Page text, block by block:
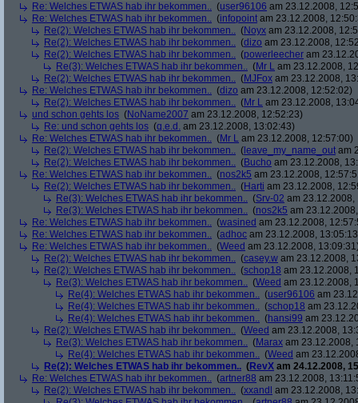
Re: Welches ETWAS hab ihr bekommen.. (user96106 am 23.12.2008,
Re: Welches ETWAS hab ihr bekommen.. (infopoint am 23.12.2008,
Re(2): Welches ETWAS hab ihr bekommen.. (Noyx am 23.12.2008,
Re(2): Welches ETWAS hab ihr bekommen.. (dizo am 23.12.2008,
Re(2): Welches ETWAS hab ihr bekommen.. (powerleecher am
Re(3): Welches ETWAS hab ihr bekommen.. (Mr L am 23.12.2008,
Re(2): Welches ETWAS hab ihr bekommen.. (MJFox am 23.12.2008,
Re: Welches ETWAS hab ihr bekommen.. (dizo am 23.12.2008, 12:52:02)
Re(2): Welches ETWAS hab ihr bekommen.. (Mr L am 23.12.2008,
und schon gehts los (NoName2007 am 23.12.2008, 12:52:23)
Re: und schon gehts los (q.e.d. am 23.12.2008, 13:02:43)
Re: Welches ETWAS hab ihr bekommen.. (Mr L am 23.12.2008, 12:57:00)
Re(2): Welches ETWAS hab ihr bekommen.. ( leave_my_name_out am
Re(2): Welches ETWAS hab ihr bekommen.. (Bucho am 23.12.2008,
Re: Welches ETWAS hab ihr bekommen.. (nos2k5 am 23.12.2008,
Re(2): Welches ETWAS hab ihr bekommen.. (Harti am 23.12.2008,
Re(3): Welches ETWAS hab ihr bekommen.. (Srv-02 am 23.12.2008,
Re(3): Welches ETWAS hab ihr bekommen.. (nos2k5 am
Re: Welches ETWAS hab ihr bekommen.. (wasined am 23.12.2008,
Re: Welches ETWAS hab ihr bekommen.. (adhoc am 23.12.2008,
Re: Welches ETWAS hab ihr bekommen.. (Weed am 23.12.2008,
Re(2): Welches ETWAS hab ihr bekommen.. (casey.w am 23.12.2008,
Re(2): Welches ETWAS hab ihr bekommen.. (schop18 am 23.12.2008,
Re(3): Welches ETWAS hab ihr bekommen.. (Weed am 23.12.2008,
Re(4): Welches ETWAS hab ihr bekommen.. (user96106 am
Re(4): Welches ETWAS hab ihr bekommen.. (schop18 am
Re(4): Welches ETWAS hab ihr bekommen.. (hansi99 am
Re(2): Welches ETWAS hab ihr bekommen.. (Weed am 23.12.2008,
Re(3): Welches ETWAS hab ihr bekommen.. (Marax am 23.12.2008,
Re(4): Welches ETWAS hab ihr bekommen.. (Weed am
Re(2): Welches ETWAS hab ihr bekommen.. (RevX am 24.12.2008,
Re: Welches ETWAS hab ihr bekommen.. (artner88 am 23.12.2008,
Re(2): Welches ETWAS hab ihr bekommen.. (xxandl am 23.12.2008,